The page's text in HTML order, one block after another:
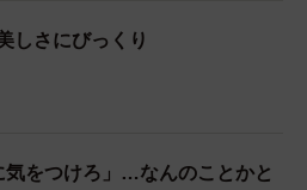
しさにびっくり
気をつけろ」…なんのことかと